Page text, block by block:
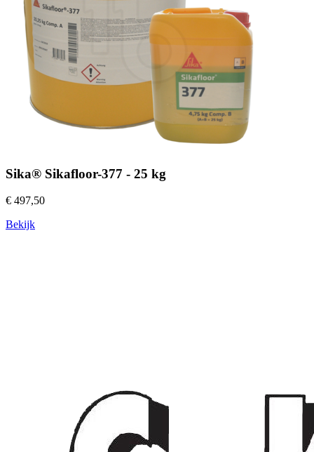
Sika® Sikafloor-377 - 25 kg
€ 497,50
Bekijk